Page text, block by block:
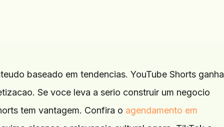
baseado em tendencias. YouTube Shorts ganha
Se voce leva a serio construir um negocio
tem vantagem. Confira o agendamento em